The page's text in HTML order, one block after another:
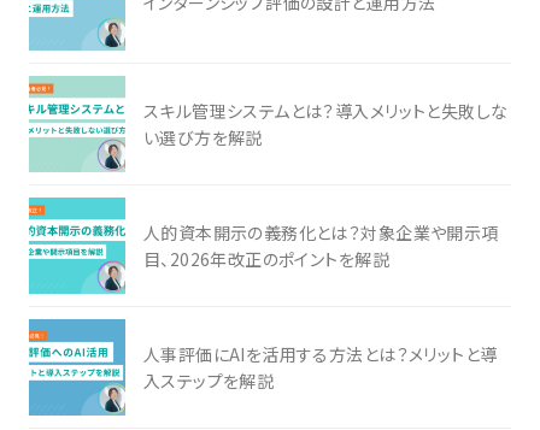
スキル管理システムとは？導入メリットと失敗しな
い選び方を解説
人的資本開示の義務化とは？対象企業や開示項
目、2026年改正のポイントを解説
人事評価にAIを活用する方法とは？メリットと導
入ステップを解説